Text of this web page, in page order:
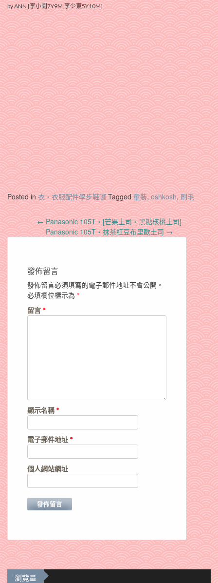
by ANN [李小開7Y9M.李少東5Y10M]
Posted in衣‧衣服配件學步鞋囉Tagged童裝,oshkosh,刷毛
Post
navigation
←Panasonic 105T‧[芒果土司‧黑糖核桃土司]
Panasonic 105T‧抹茶紅豆布里歐土司→
發佈留言
發佈留言必須填寫的電子郵件地址不會公開。
必填欄位標示為 *
留言 *
顯示名稱*
電子郵件地址 *
個人網站網址
瀏覽量